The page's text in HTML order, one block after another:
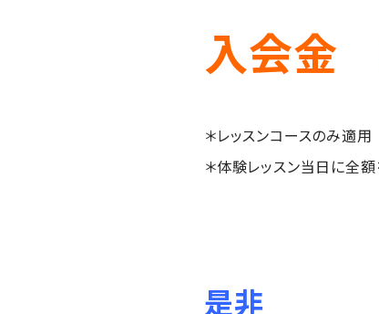
入会金
＊レッスンコースのみ適用
＊体験レッスン当日に全
是非